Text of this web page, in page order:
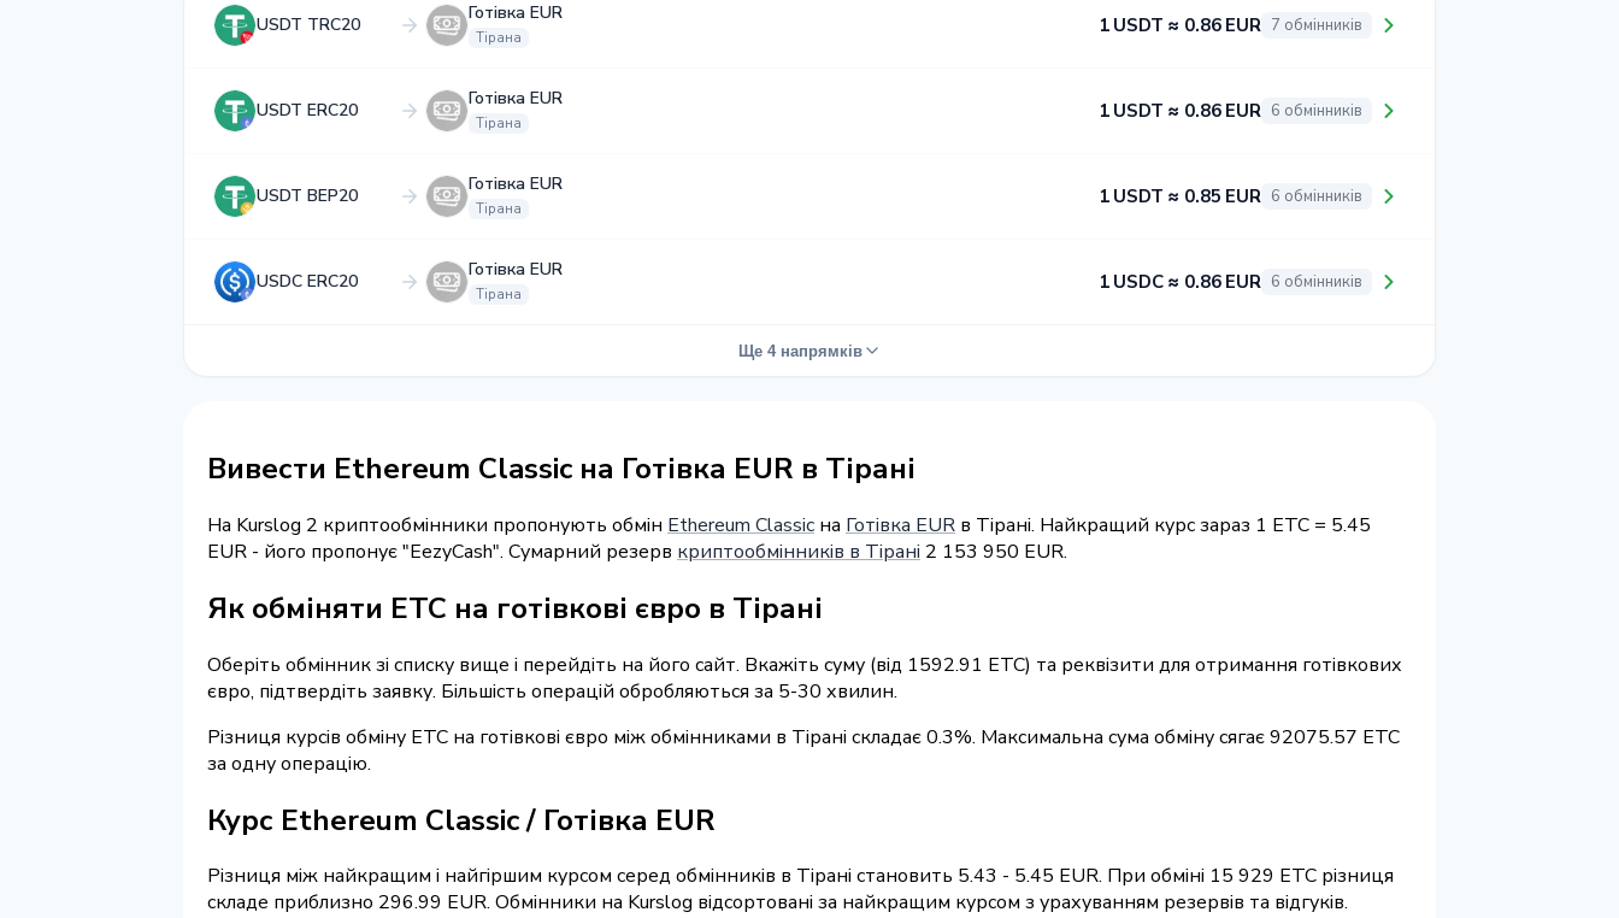
USDT TRC20
Готівка EUR
Тірана
1 USDT ≈ 0.86 EUR 7 обмінників
USDT ERC20
Готівка EUR
Тірана
1 USDT ≈ 0.86 EUR 6 обмінників
USDT BEP20
Готівка EUR
Тірана
1 USDT ≈ 0.85 EUR 6 обмінників
USDC ERC20
Готівка EUR
Тірана
1 USDC ≈ 0.86 EUR 6 обмінників
Ще 4 напрямків
Вивести Ethereum Classic на Готівка EUR в Тірані
На Kurslog 2 криптообмінники пропонують обмін Ethereum Classic на Готівка EUR в Тірані. Найкращий курс зараз 1 ETC = 5.45
EUR - його пропонує "EezyCash". Сумарний резерв криптообмінників в Тірані 2 153 950 EUR.
Як обміняти ETC на готівкові євро в Тірані
Оберіть обмінник зі списку вище і перейдіть на його сайт. Вкажіть суму (від 1592.91 ETC) та реквізити для отримання готівкових
євро, підтвердіть заявку. Більшість операцій обробляються за 5-30 хвилин.
Різниця курсів обміну ETC на готівкові євро між обмінниками в Тірані складає 0.3%. Максимальна сума обміну сягає 92075.57 ETC
за одну операцію.
Курс Ethereum Classic / Готівка EUR
Різниця між найкращим і найгіршим курсом серед обмінників в Тірані становить 5.43 - 5.45 EUR. При обміні 15 929 ETC різниця
складе приблизно 296.99 EUR. Обмінники на Kurslog відсортовані за найкращим курсом з урахуванням резервів та відгуків.